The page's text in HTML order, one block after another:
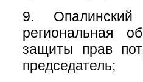
9.
региональная
защиты прав
председатель;